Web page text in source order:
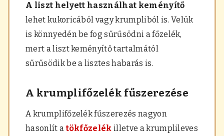
A liszt helyett használhat keményítő
lehet kukoricából vagy krumpliból is. Velük
is könnyedén be fog sűrűsödni a főzelék,
mert a liszt keményítő tartalmától
sűrűsödik be a lisztes habarás is.
A krumplifőzelék fűszerezése
A krumplifőzelék fűszerezés nagyon
hasonlít atökfőzelék illetve a krumplileves